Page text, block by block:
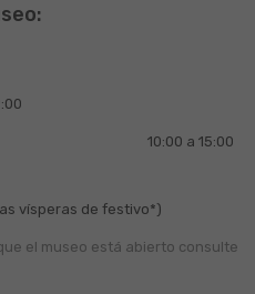
10:00 a 15:00
vísperas de festivo*)
el museo está abierto consulte